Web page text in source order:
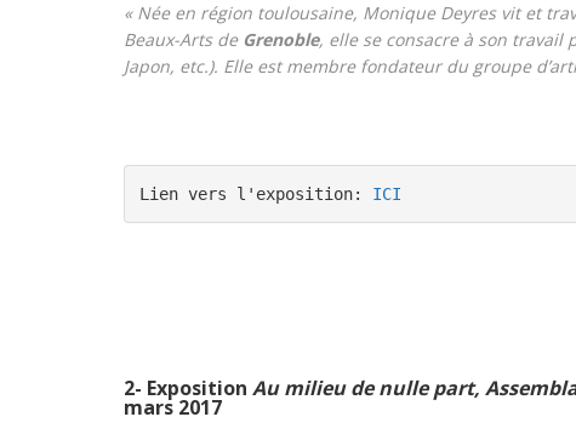
« Née en région toulousaine, Monique Deyres vit et
Beaux-Arts de Grenoble, elle se consacre à son travail
Japon, etc.). Elle est membre fondateur du groupe
Lien vers l'exposition: ICI
2- Exposition Au milieu de nulle part,
mars 2017